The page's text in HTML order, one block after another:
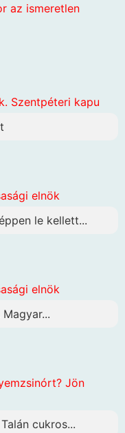
az ismeretlen
Szentpéteri kapu
elnök
le kellett...
elnök
Jön
cukros...